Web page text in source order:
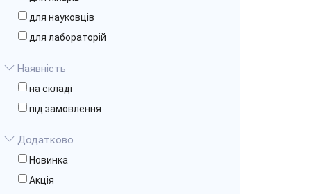
для науковців
для лабораторій
Наявність
на складі
під замовлення
Додатково
Новинка
Акція